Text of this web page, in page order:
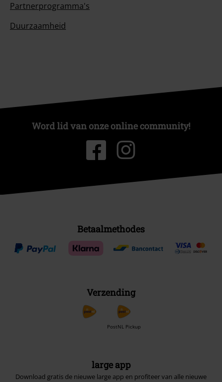
Partnerprogramma's
Duurzaamheid
Word lid van onze online community!
Betaalmethodes
Verzending
PostNL Pickup
large app
Download gratis de nieuwe large app en profiteer van alle nieuwe